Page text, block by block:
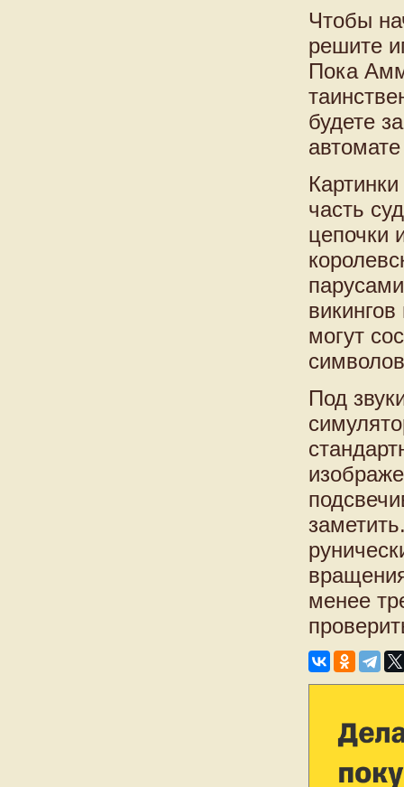
Чтобы
решите
Пока
будете
часть
цепочки
могут
Под
менее